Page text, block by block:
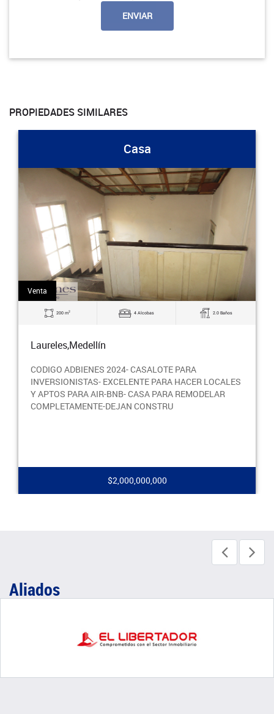
PROPIEDADES SIMILARES
Casa
Venta
200 m2 4 Alcobas 2.0 Baños
Laureles,Medellín
CODIGO ADBIENES 2024- CASALOTE PARA
INVERSIONISTAS- EXCELENTE PARA HACER LOCALES
Y APTOS PARA AIR-BNB- CASA PARA REMODELAR
COMPLETAMENTE-DEJAN CONSTRU
$2,000,000,000
Aliados